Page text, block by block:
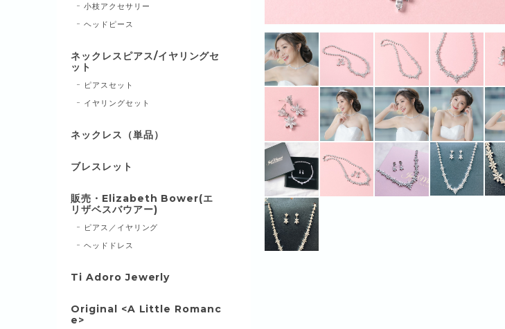
小枝アクセサリー
ヘッドピース
ネックレスピアス/イヤリングセ
ット
ピアスセット
イヤリングセット
ネックレス（単品）
ブレスレット
販売・Elizabeth Bower(エ
リザベスバウアー)
ピアス／イヤリング
ヘッドドレス
Ti Adoro Jewerly
Original <A Little Romanc
e>